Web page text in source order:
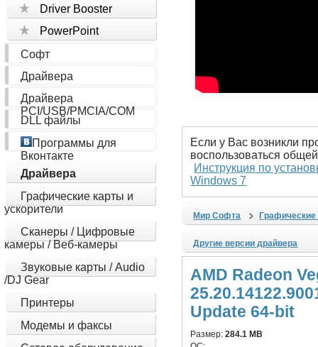
Driver Booster
PowerPoint
Софт
Драйвера
Драйвера
PCI/USB/PMCIA/COM
DLL файлы
Программы для
Вконтакте
Драйвера
Графические карты и
ускорители
Сканеры / Цифровые
камеры / Веб-камеры
Звуковые карты / Audio
/DJ Gear
Принтеры
Модемы и факсы
Если у Вас возникли
воспользоваться
Инструкция по
Windows 7
Мир Софта Графические
Другие версии драйвера
AMD Radeon
Update 64-bit
Размер:284.1 MB